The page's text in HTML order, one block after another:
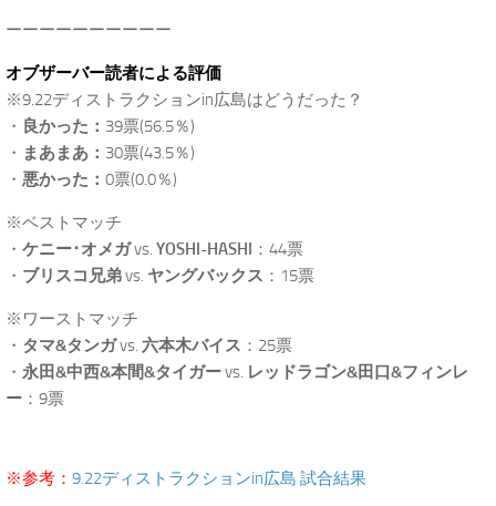
ーーーーーーーーーー
オブザーバー読者による評価
※9.22ディストラクションin広島はどうだった？
・ 良かった： 39票(56.5％)
・ まあまあ： 30票(43.5％)
・ 悪かった： 0票(0.0％)
※ベストマッチ
・ ケニー･オメガvs. YOSHI-HASHI ：44票
・ ブリスコ兄弟vs. ヤングバックス ：15票
※ワーストマッチ
・ タマ&タンガvs. 六本木バイス ：25票
・ 永田&中西&本間&タイガーvs. レッドラゴン&田口&フィンレ
ー ：9票
※参考： 9.22ディストラクションin広島 試合結果